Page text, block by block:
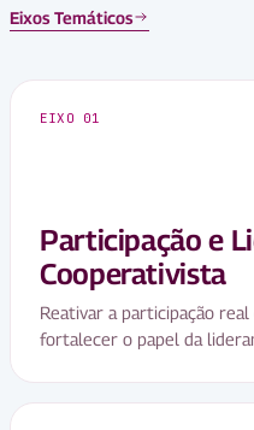
Eixos Temáticos
EIXO 01
Participação e
Cooperativista
Reativar a participação
fortalecer o papel da